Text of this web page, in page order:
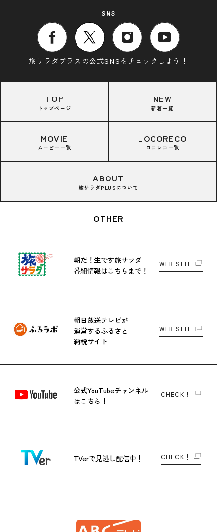
SNS
旅サラダプラスの公式SNSをチェックしよう！
TOP
トップページ
NEW
新着一覧
MOVIE
ムービー一覧
LOCORECO
ロコレコ一覧
ABOUT
旅サラダPLUSについて
OTHER
朝だ！生です旅サラダ
番組情報はこちらまで！
WEB SITE
朝日放送テレビが
運営するふるさと
納税サイト
WEB SITE
公式YouTubeチャンネル
はこちら！
CHECK！
TVerで見逃し配信中！ CHECK！